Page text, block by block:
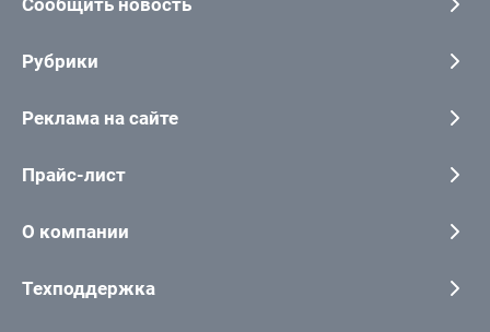
Сообщить новость
Рубрики
Реклама на сайте
Прайс-лист
О компании
Техподдержка